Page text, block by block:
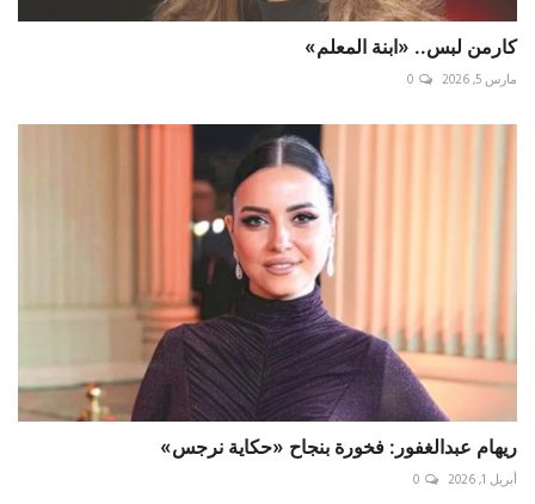
كارمن لبس.. «ابنة المعلم»
مارس 5, 2026 0
ريهام عبدالغفور: فخورة بنجاح «حكاية نرجس»
أبريل 1, 2026 0